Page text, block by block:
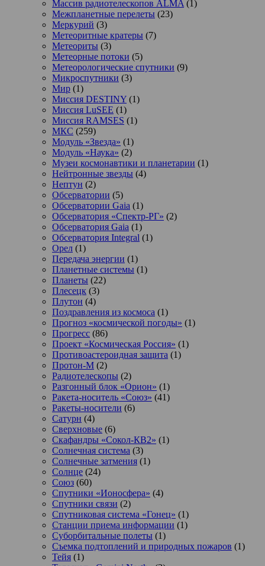
Массив радиотелескопов ALMA (1)
Межпланетные перелеты (23)
Меркурий (3)
Метеоритные кратеры (7)
Метеориты (3)
Метеорные потоки (5)
Метеорологические спутники (9)
Микроспутники (3)
Мир (1)
Миссия DESTINY (1)
Миссия LuSEE (1)
Миссия RAMSES (1)
МКС (259)
Модуль «Звезда» (1)
Модуль «Наука» (2)
Музеи космонавтики и планетарии (1)
Нейтронные звезды (4)
Нептун (2)
Обсерватории (5)
Обсерватории Gaia (1)
Обсерватория «Спектр-РГ» (2)
Обсерватория Gaia (1)
Обсерватория Integral (1)
Орел (1)
Передача энергии (1)
Планетные системы (1)
Планеты (22)
Плесецк (3)
Плутон (4)
Поздравления из космоса (1)
Прогноз «космической погоды» (1)
Прогресс (86)
Проект «Космическая Россия» (1)
Противоастероидная защита (1)
Протон-М (2)
Радиотелескопы (2)
Разгонный блок «Орион» (1)
Ракета-носитель «Союз» (41)
Ракеты-носители (6)
Сатурн (4)
Сверхновые (6)
Скафандры «Сокол-КВ2» (1)
Солнечная система (3)
Солнечные затмения (1)
Солнце (24)
Союз (60)
Спутники «Ионосфера» (4)
Спутники связи (2)
Спутниковая система «Гонец» (1)
Станции приема информации (1)
Суборбитальные полеты (1)
Съемка подтоплений и природных пожаров (1)
Тейя (1)